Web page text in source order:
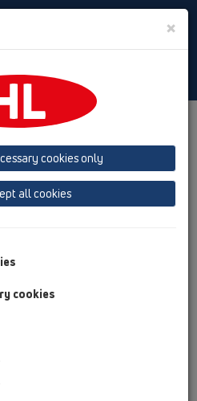
Toggle
prestupy potrubí
Príslušenstvo
×
cookies only
all cookies
cookies